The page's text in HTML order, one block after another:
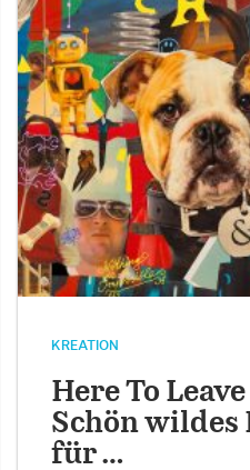
KREATION
Here To
Schön wildes
für …